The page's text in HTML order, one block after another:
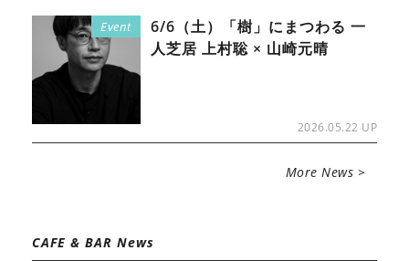
Event
6/6（土）「樹」にまつわる 一
人芝居 上村聡 × 山崎元晴
2026.05.22 UP
More News >
CAFE & BAR News